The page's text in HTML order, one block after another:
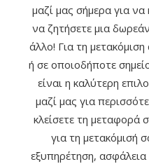
μαζί μας σήμερα για να
να ζητήσετε μια
άλλο! Για τη
ή σε οποιοδήποτε
είναι η καλύτερη
μαζί μας για
κλείσετε τη μεταφορά
για τη μετακόμισή
εξυπηρέτηση, ασφάλεια